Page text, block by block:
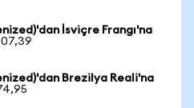
İsviçre Frangı'na
Brezilya Reali'na